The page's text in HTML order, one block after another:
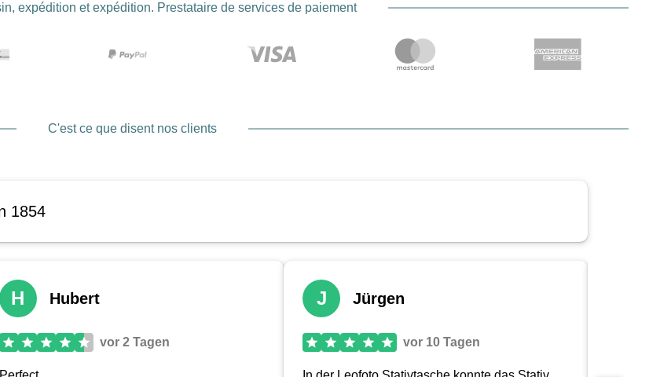
expédition et expédition. Prestataire de services de paiement
C'est ce que disent nos clients